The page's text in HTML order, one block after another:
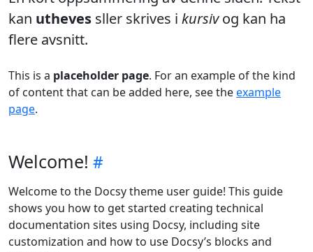
kan utheves sller skrives i kursivog kan ha
flere avsnitt.
This is a placeholder page. For an example of the kind
of content that can be added here, see theexample
page.
Welcome!
Welcome to the Docsy theme user guide! This guide
shows you how to get started creating technical
documentation sites using Docsy, including site
customization and how to use Docsy’s blocks and